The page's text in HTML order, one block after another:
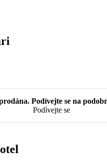
Podívejte se na
Podívejte se